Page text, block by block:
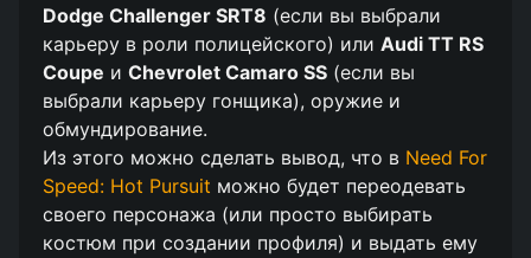
Dodge Challenger SRT8 (если вы выбрали
карьеру в роли полицейского) или Audi TT RS
Coupe и Chevrolet Camaro SS (если вы
выбрали карьеру гонщика), оружие и
обмундирование.
Из этого можно сделать вывод, что в Need For
Speed: Hot Pursuit можно будет переодевать
своего персонажа (или просто выбирать
костюм при создании профиля) и выдать ему